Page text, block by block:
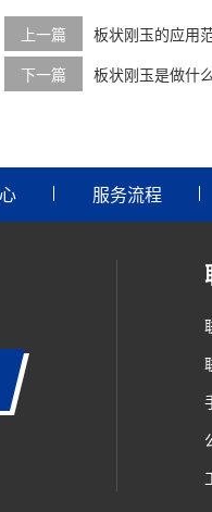
上一篇
板状刚玉的应用
下一篇
板状刚玉是做什
服务流程